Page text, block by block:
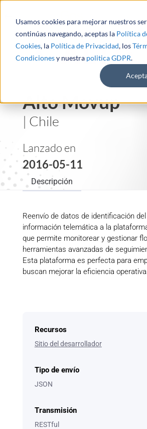
Usamos cookies para mejorar nuestros
continúas navegando, aceptas la Política
Cookies, la Política de Privacidad, los
Condicionesy nuestra politica GDPR.
Alto Movup
| Chile
Lanzado en
2016-05-11
Descripción
Reenvío de datos de identificación
información telemática a la
que permite monitorear y gestionar
herramientas avanzadas de
Esta plataforma es perfecta para
buscan mejorar la eficiencia
Recursos
Sitio del desarrollador
Tipo de envío
JSON
Transmisión
RESTful